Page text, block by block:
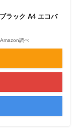
ラック A4 エコバ
調べ